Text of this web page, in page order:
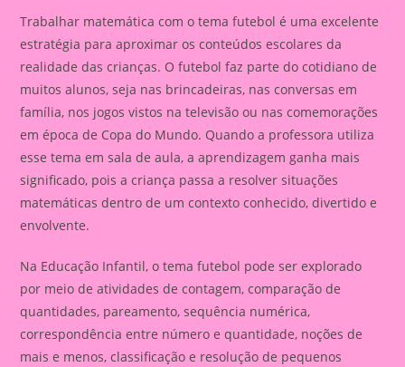
Trabalhar matemática com o tema futebol é uma excelente
estratégia para aproximar os conteúdos escolares da
realidade das crianças. O futebol faz parte do cotidiano de
muitos alunos, seja nas brincadeiras, nas conversas em
família, nos jogos vistos na televisão ou nas comemorações
em época de Copa do Mundo. Quando a professora utiliza
esse tema em sala de aula, a aprendizagem ganha mais
significado, pois a criança passa a resolver situações
matemáticas dentro de um contexto conhecido, divertido e
envolvente.
Na Educação Infantil, o tema futebol pode ser explorado
por meio de atividades de contagem, comparação de
quantidades, pareamento, sequência numérica,
correspondência entre número e quantidade, noções de
mais e menos, classificação e resolução de pequenos